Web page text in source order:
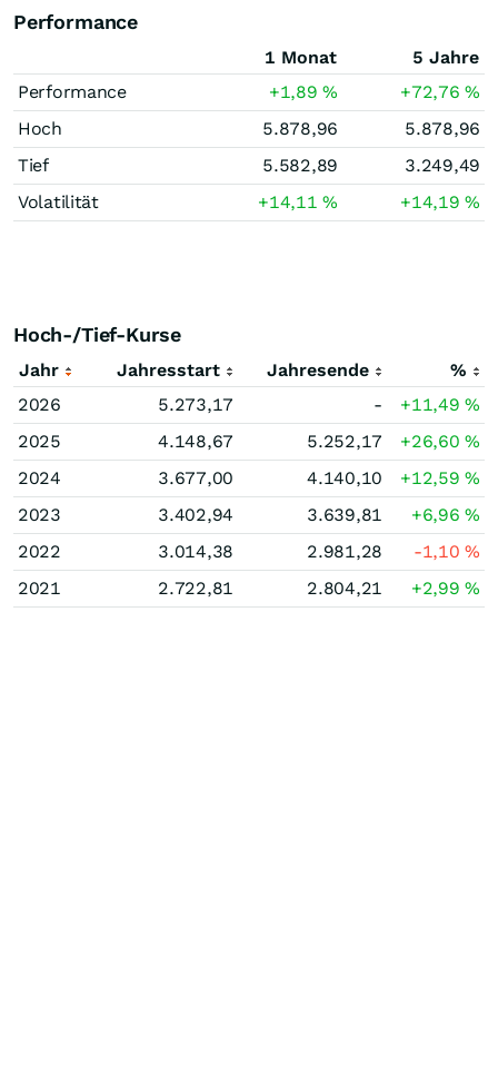
Performance
1 Monat
5 Jahre
Performance
+1,89% +72,76%
Hoch
5.878,96
5.878,96
Tief
5.582,89
3.249,49
Volatilität
+14,11% +14,19%
Hoch-/Tief-Kurse
Jahr Jahresstart Jahresende
%
2026
5.273,17 - +11,49%
2025
4.148,67 5.252,17 +26,60%
2024
3.677,00 4.140,10 +12,59%
2023
3.402,94 3.639,81 +6,96%
2022
3.014,38 2.981,28 -1,10%
2021
2.722,81 2.804,21 +2,99%